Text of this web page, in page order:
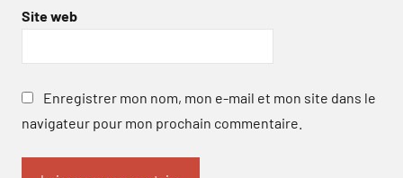
Site web
Enregistrer mon nom, mon e-mail et mon site dans le
navigateur pour mon prochain commentaire.